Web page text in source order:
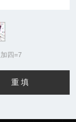
四=7